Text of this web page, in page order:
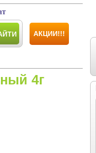
АКЦИИ!!!
4г